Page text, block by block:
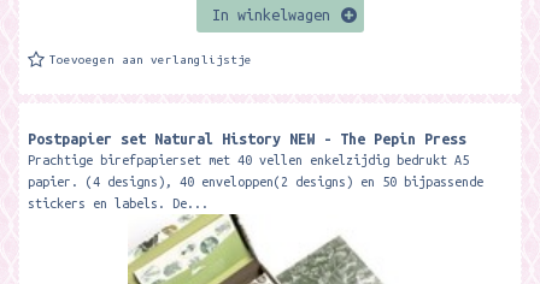
In winkelwagen
Toevoegen aan verlanglijstje
Postpapier set Natural History NEW - The Pepin Press
Prachtige birefpapierset met 40 vellen enkelzijdig bedrukt A5
papier. (4 designs), 40 enveloppen(2 designs) en 50 bijpassende
stickers en labels. De...